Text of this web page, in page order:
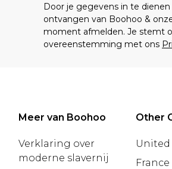
Door je gegevens in te
ontvangen van Boohoo &
moment afmelden. Je stemt
overeenstemming met ons
Meer van Boohoo
Verklaring over
moderne slavernij
Other
United
France